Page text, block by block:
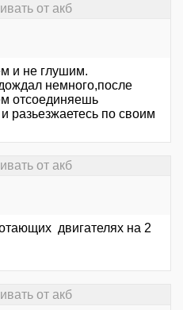
от акб
и не глушим.
немного,после
отсоединяешь
разьезжаетесь по своим
от акб
двигателях на 2
от акб